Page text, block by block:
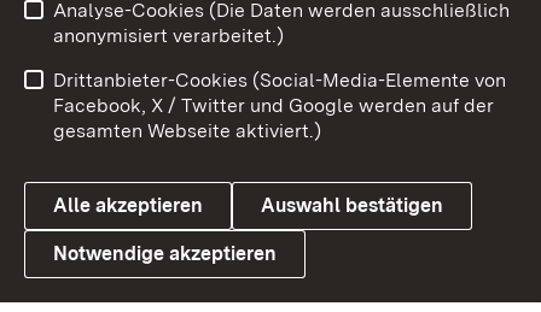
Link zum Landesportal
Impressum
Kontakt
Barrierefreiheit
Datenschutz
Cookies
Analyse-Cookies (Die Daten werden ausschließlich
anonymisiert verarbeitet.)
Drittanbieter-Cookies (Social-Media-Elemente von
Facebook, X / Twitter und Google werden auf der
gesamten Webseite aktiviert.)
Alle akzeptieren Auswahl bestätigen
Notwendige akzeptieren